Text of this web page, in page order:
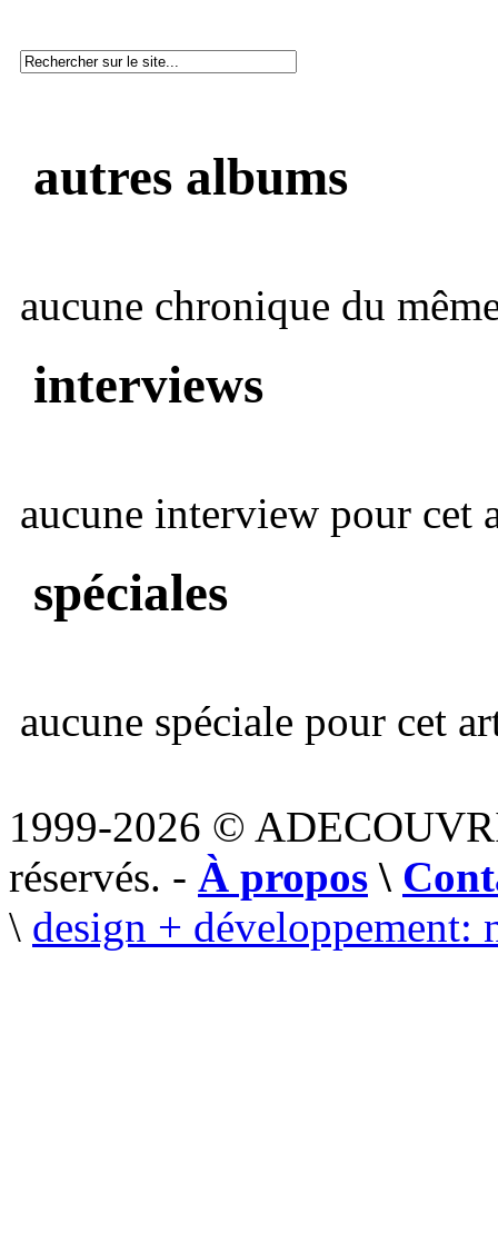
autres albums
aucune chronique du
interviews
aucune interview pour cet
spéciales
aucune spéciale pour cet
1999-2026 ©
réservés. - À propos \
\ design + développement: